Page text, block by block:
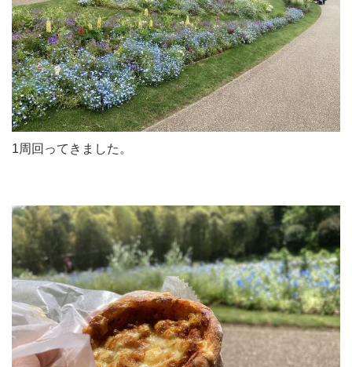
1周回ってきました。